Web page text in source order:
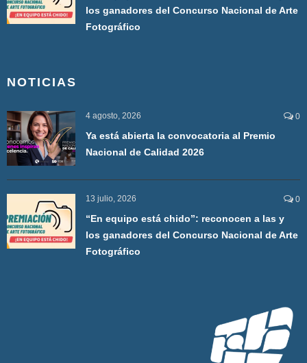
los ganadores del Concurso Nacional de Arte
Fotográfico
NOTICIAS
4 agosto, 2026 0
Ya está abierta la convocatoria al Premio
Nacional de Calidad 2026
13 julio, 2026 0
“En equipo está chido”: reconocen a las y
los ganadores del Concurso Nacional de Arte
Fotográfico